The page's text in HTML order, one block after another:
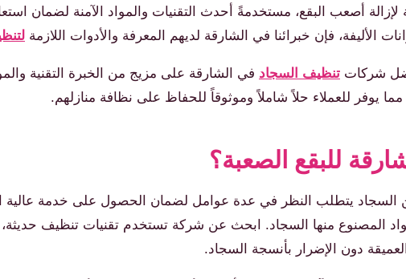
أصعب البقع، مستخدمةً أحدث التقنيات والمواد الآمنة لضمان
فإن خبرائنا في الشارقة لديهم المعرفة والأدوات اللازمة
شركات تنظيف السجاد في الشارقة على مزيج من الخبرة التقنية
يوفر للعملاء حلاً شاملاً وموثوقاً للحفاظ على نظافة منازلهم.
للبقع الصعبة؟
من السجاد يتطلب النظر في عدة عوامل لضمان الحصول على خدمة
المصنوع منها السجاد. ابحث عن شركة تستخدم تقنيات تنظيف حديثة،
العميقة دون الإضرار بأنسجة السجاد.